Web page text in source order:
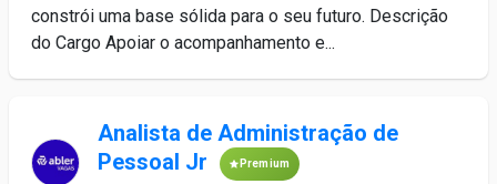
constrói uma base sólida para o seu futuro. Descrição
do Cargo Apoiar o acompanhamento e...
Analista de Administração de
Pessoal Jr
Premium